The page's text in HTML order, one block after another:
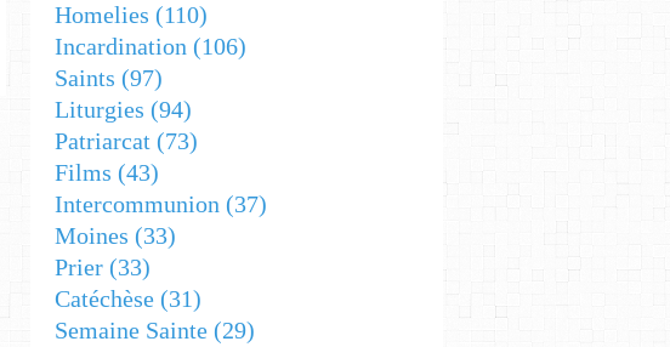
Homelies (110)
Incardination (106)
Saints (97)
Liturgies (94)
Patriarcat (73)
Films (43)
Intercommunion (37)
Moines (33)
Prier (33)
Catéchèse (31)
Semaine Sainte (29)